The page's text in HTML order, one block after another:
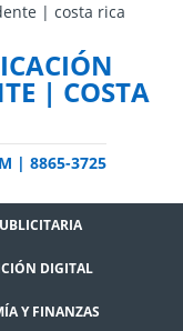
| COSTA
| 8865-3725
DIGITAL
Y FINANZAS